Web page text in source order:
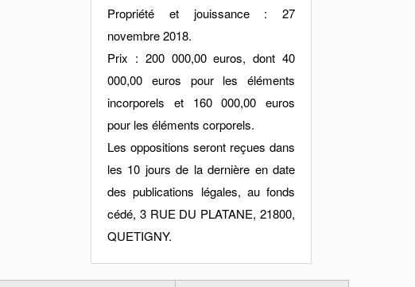
Propriété et jouissance : 27
novembre 2018.
Prix : 200 000,00 euros, dont 40
000,00 euros pour les éléments
incorporels et 160 000,00 euros
pour les éléments corporels.
Les oppositions seront reçues dans
les 10 jours de la dernière en date
des publications légales, au fonds
cédé, 3 RUE DU PLATANE, 21800,
QUETIGNY.